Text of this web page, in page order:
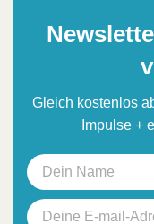
Gleich kostenlos
Impulse +